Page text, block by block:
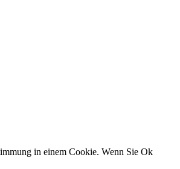
in einem Cookie. Wenn Sie Ok